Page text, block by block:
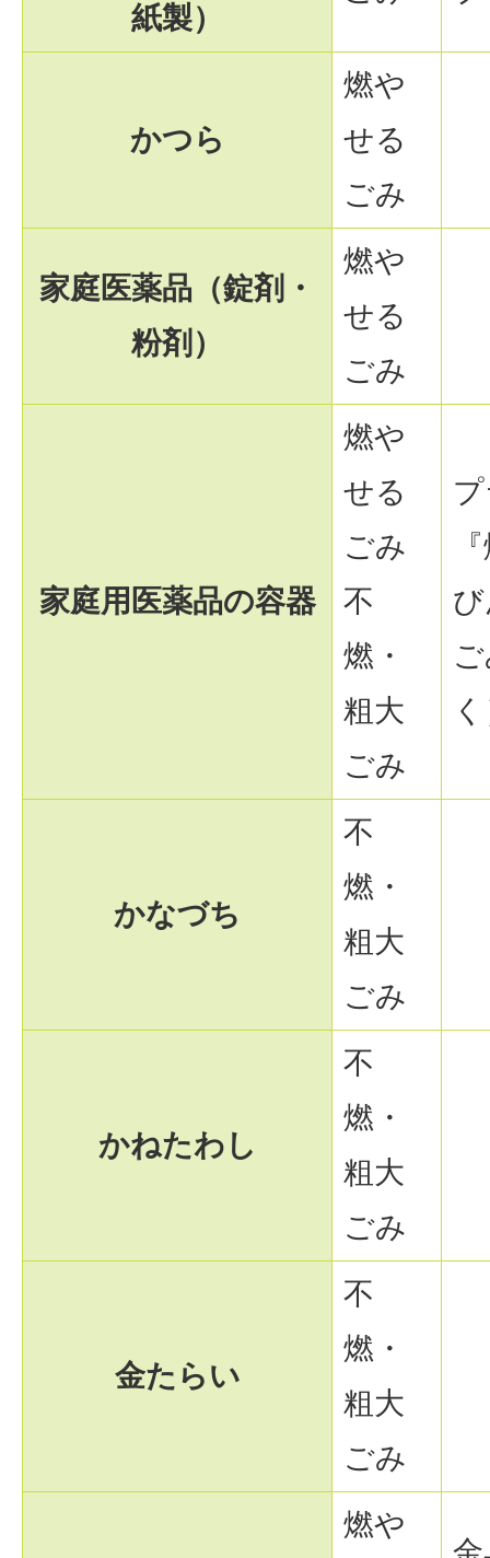
紙製）
かつら
燃や
せる
ごみ
家庭医薬品（錠剤・
粉剤）
燃や
せる
ごみ
家庭用医薬品の容器
燃や
せる
ごみ
不
燃・
粗大
ごみ
かなづち
不
燃・
粗大
ごみ
かねたわし
不
燃・
粗大
ごみ
金たらい
不
燃・
粗大
ごみ
燃や